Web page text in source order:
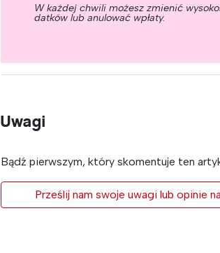
W każdej chwili możesz zmienić
datków lub anulować wpłaty.
Uwagi
Bądź pierwszym, który skomentuje ten
Prześlij nam swoje uwagi lub opinie